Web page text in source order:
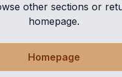
other sections or
homepage.
Homepage